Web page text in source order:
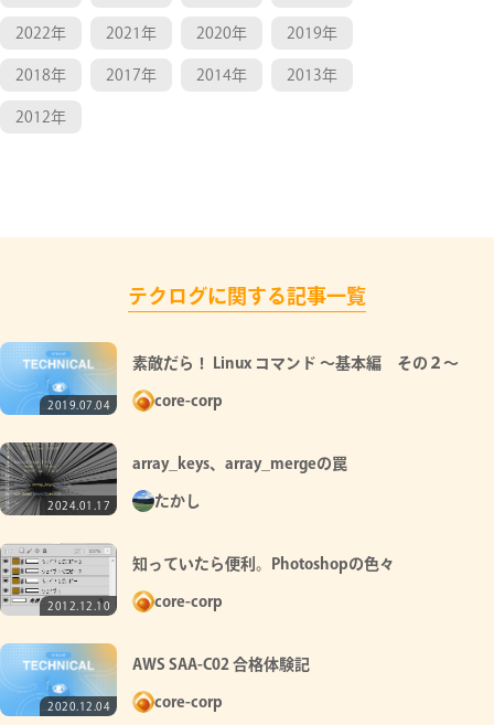
2022年 2021年 2020年 2019年
2018年 2017年 2014年 2013年
2012年
テクログに関する記事一覧
2019.07.04
素敵だら！ Linux コマンド ～基本編 その２～
core-corp
2024.01.17
array_keys、array_mergeの罠
たかし
2012.12.10
知っていたら便利。Photoshopの色々
core-corp
2020.12.04
AWS SAA-C02 合格体験記
core-corp